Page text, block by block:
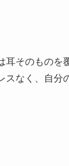
そのものを
なく、自分